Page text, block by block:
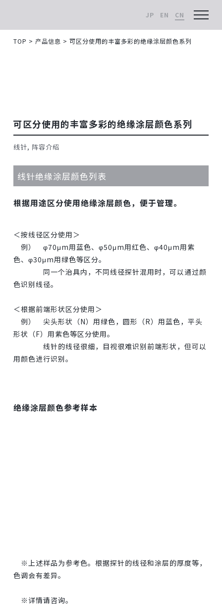
JP EN CN MENU
TOP > 产品信息 > 可区分使用的丰富多彩的绝缘涂层颜色系列
可区分使用的丰富多彩的绝缘涂层颜色系列
线针 阵容介绍
线针绝缘涂层颜色列表
根据用途区分使用绝缘涂层颜色，便于管理。
＜按线径区分使用＞
例） φ70μm用蓝色、φ50μm用红色、φ40μm用紫
色、φ30μm用绿色等区分。
同一个治具内，不同线径探针混用时，可以通过颜
色识别线径。
＜根据前端形状区分使用＞
例） 尖头形状（N）用绿色，圆形（R）用蓝色，平头
形状（F）用紫色等区分使用。
线针的线径很细，目视很难识别前端形状，但可以
用颜色进行识别。
绝缘涂层颜色参考样本
※上述样品为参考色。根据探针的线径和涂层的厚度等，
色调会有差异。
※详情请咨询。